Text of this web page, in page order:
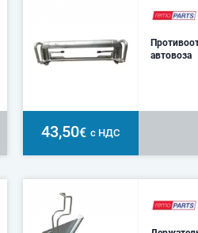
автовозa
43,50€ с НДС